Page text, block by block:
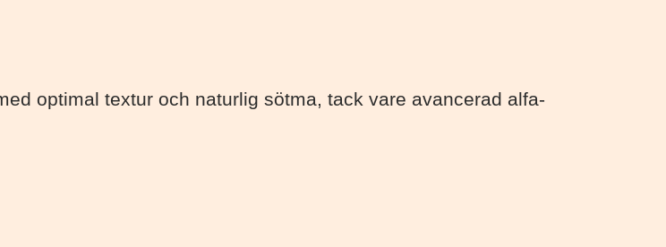
optimal textur och naturlig sötma, tack vare avancerad alfa-